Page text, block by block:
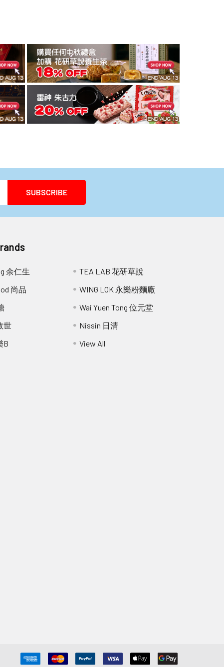
余仁生
尚品
世
B
TEA LAB 花研草說
WING LOK 永樂粉麵廠
Wai Yuen Tong 位元堂
Nissin 日清
View All